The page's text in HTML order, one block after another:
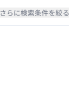
さらに検索条件を絞る